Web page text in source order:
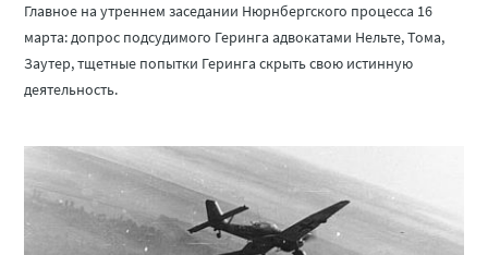
Главное на утреннем заседании Нюрнбергского процесса 16
марта: допрос подсудимого Геринга адвокатами Нельте, Тома,
Заутер, тщетные попытки Геринга скрыть свою истинную
деятельность.